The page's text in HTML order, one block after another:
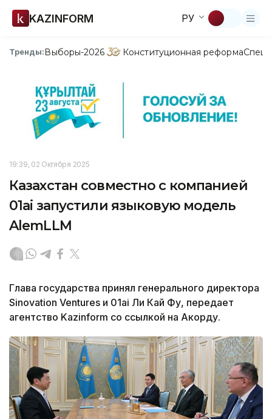
KAZINFORM РУ
Тренды:Выборы-2026 Конституционная реформа
19:39, 02 Октября 2025
Казахстан совместно с компанией
01ai запустили языковую модель
AlemLLM
Глава государства принял генерального директора
Sinovation Ventures и 01ai Ли Кай Фу, передает
агентство Kazinform со ссылкой на Акорду.